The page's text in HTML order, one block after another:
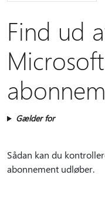
Find ud
Gælder for
Sådan kan du
abonnement udløber.